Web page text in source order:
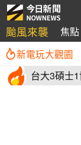
颱風來襲 焦點
新電玩大觀園
台大3碩士